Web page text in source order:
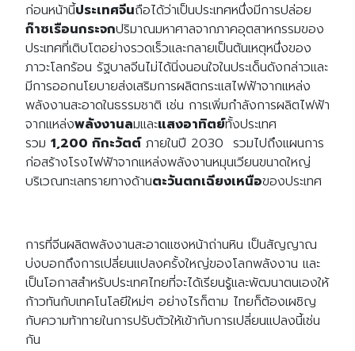
ก่อนหน้านี้ประเทศจีนถือได้ว่าเป็นประเทศหนึ่งมีการปล่อย
ก๊าซเรือนกระจกปริมาณมหาศาลจากภาคอุตสาหกรรมของ
ประเทศที่เติบโตอย่างรวดเร็วและกลายเป็นต้นเหตุหนึ่งของ
ภาวะโลกร้อน รัฐบาลจีนไม่ได้นิ่งนอนใจในประเด็นดังกล่าวและ
มีการออกนโยบายส่งเสริมการผลิตกระแสไฟฟ้าจากแหล่ง
พลังงานสะอาดในธรรมชาติ เช่น การเพิ่มกำลังการผลิตไฟฟ้า
จากแหล่งพลังงานลมและแสงอาทิตย์ทั้งประเทศ
รวม 1,200 กิกะวัตต์ภายในปี 2030 รวมไปถึงแผนการ
ก่อสร้างโรงไฟฟ้าจากแหล่งพลังงานหมุนเวียนขนาดใหญ่
บริเวณทะเลทรายทางด้านตะวันตกเฉียงเหนือของประเทศ
การที่จีนผลิตพลังงานสะอาดแซงหน้าถ่านหิน เป็นสัญญาณ
บ่งบอกถึงการเปลี่ยนแปลงครั้งใหญ่ของโลกพลังงาน และ
เป็นโอกาสสำหรับประเทศไทยที่จะได้เรียนรู้และพัฒนาตนเองให้
ก้าวทันกับเทคโนโลยีใหม่ๆ อย่างไรก็ตาม ไทยก็ต้องเผชิญ
กับความท้าทายในการปรับตัวให้เข้ากับการเปลี่ยนแปลงนี้เช่น
กัน